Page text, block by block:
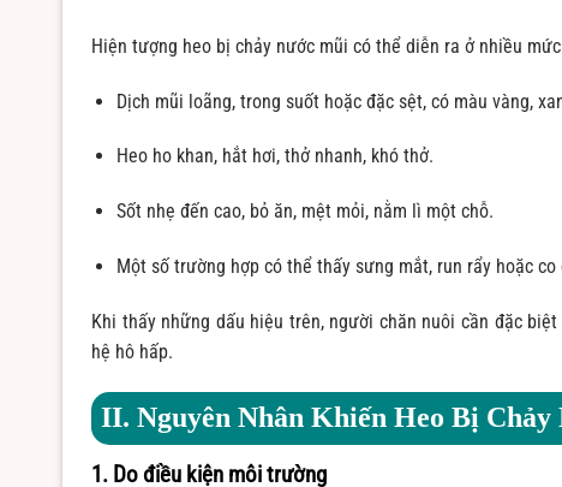
Hiện tượng heo bị chảy nước mũi có thể diễn ra ở nhiều
Dịch mũi loãng, trong suốt hoặc đặc sệt, có màu vàng,
Heo ho khan, hắt hơi, thở nhanh, khó thở.
Sốt nhẹ đến cao, bỏ ăn, mệt mỏi, nằm lì một chỗ.
Một số trường hợp có thể thấy sưng mắt, run rẩy hoặc co
Khi thấy những dấu hiệu trên, người chăn nuôi cần đặc
hệ hô hấp.
II. Nguyên Nhân Khiến Heo Bị
1. Do điều kiện môi trường